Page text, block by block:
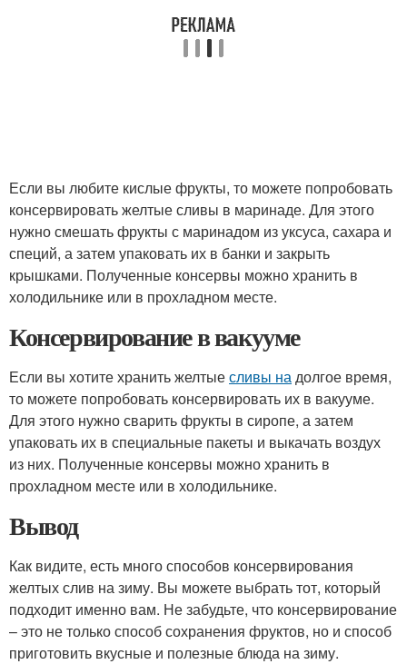
Если вы любите кислые фрукты, то можете попробовать
консервировать желтые сливы в маринаде. Для этого
нужно смешать фрукты с маринадом из уксуса, сахара и
специй, а затем упаковать их в банки и закрыть
крышками. Полученные консервы можно хранить в
холодильнике или в прохладном месте.
Консервирование в вакууме
Если вы хотите хранить желтыесливы надолгое время,
то можете попробовать консервировать их в вакууме.
Для этого нужно сварить фрукты в сиропе, а затем
упаковать их в специальные пакеты и выкачать воздух
из них. Полученные консервы можно хранить в
прохладном месте или в холодильнике.
Вывод
Как видите, есть много способов консервирования
желтых слив на зиму. Вы можете выбрать тот, который
подходит именно вам. Не забудьте, что консервирование
– это не только способ сохранения фруктов, но и способ
приготовить вкусные и полезные блюда на зиму.